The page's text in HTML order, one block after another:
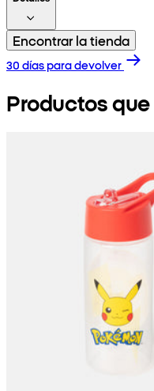
Encontrar la tienda
30 días para devolver
Productos